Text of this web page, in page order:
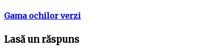
Gama ochilor verzi
Lasă un răspuns